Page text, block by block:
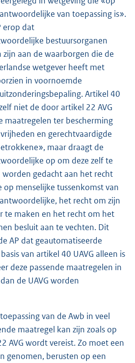
van toepassing is».
erop dat
bestuursorganen
aan de waarborgen die de
wetgever heeft met
in voornoemde
Artikel 40
niet de door artikel 22 AVG
maatregelen ter bescherming
en gerechtvaardigde
maar draagt de
op om deze zelf te
gedacht aan het recht
menselijke tussenkomst van
het recht om zijn
te maken en het recht om het
besluit aan te vechten. Dit
AP dat geautomatiseerde
van artikel 40 UAVG alleen is
deze passende maatregelen in
de UAVG worden
van de Awb in veel
maatregel kan zijn zoals op
AVG wordt vereist. Zo moet een
genomen, berusten op een